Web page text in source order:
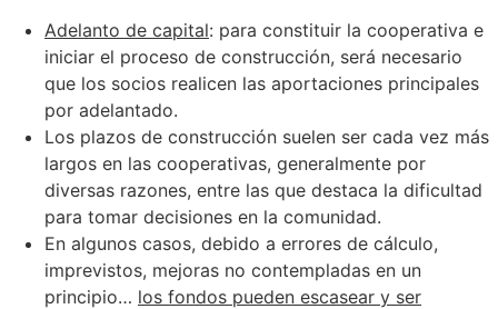
Adelanto de capital: para constituir la cooperativa e
iniciar el proceso de construcción, será necesario
que los socios realicen las aportaciones principales
por adelantado.
Los plazos de construcción suelen ser cada vez más
largos en las cooperativas, generalmente por
diversas razones, entre las que destaca la dificultad
para tomar decisiones en la comunidad.
En algunos casos, debido a errores de cálculo,
imprevistos, mejoras no contempladas en un
principio… los fondos pueden escasear y ser